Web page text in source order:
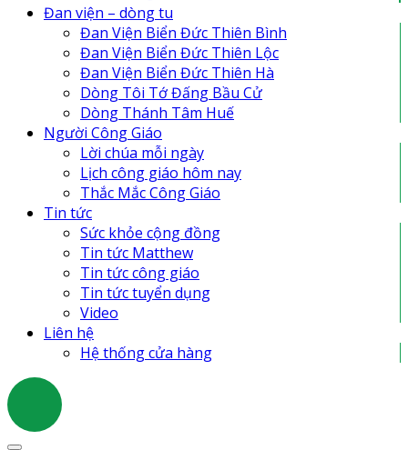
Đan Viện Biển Đức Thiên Lộc
Đan Viện Biển Đức Thiên Bình
Đan Viện Biển Đức Thiên Hà
Đan viện Thiên An
Tu Hội Nô Tỳ Thiên Chúa
Tu Viện Nữ Vương Hòa Bình
Cô Nhi Viện Thánh An Bùi Chu
Trung Tâm Khiếm Thị Nhật Hồng
Đan viện – dòng tu
Đan Viện Biển Đức Thiên Bình
Đan Viện Biển Đức Thiên Lộc
Đan Viện Biển Đức Thiên Hà
Dòng Tôi Tớ Đấng Bầu Cử
Dòng Thánh Tâm Huế
Người Công Giáo
Lời chúa mỗi ngày
Lịch công giáo hôm nay
Thắc Mắc Công Giáo
Tin tức
Sức khỏe cộng đồng
Tin tức Matthew
Tin tức công giáo
Tin tức tuyển dụng
Video
Liên hệ
Hệ thống cửa hàng